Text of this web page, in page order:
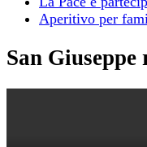
Aperitivo per
San